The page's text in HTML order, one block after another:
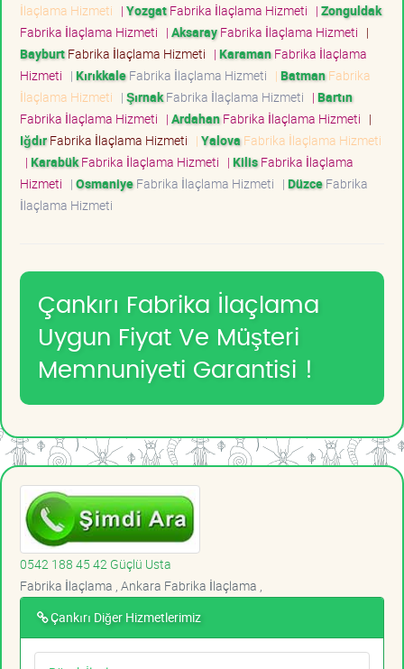
İlaçlama Hizmeti | YozgatFabrika İlaçlama Hizmeti | Zonguldak
Fabrika İlaçlama Hizmeti | AksarayFabrika İlaçlama Hizmeti |
BayburtFabrika İlaçlama Hizmeti | KaramanFabrika İlaçlama
Hizmeti | KırıkkaleFabrika İlaçlama Hizmeti | BatmanFabrika
İlaçlama Hizmeti | ŞırnakFabrika İlaçlama Hizmeti | Bartın
Fabrika İlaçlama Hizmeti | ArdahanFabrika İlaçlama Hizmeti |
IğdırFabrika İlaçlama Hizmeti | Yalova Fabrika İlaçlama Hizmeti
| KarabükFabrika İlaçlama Hizmeti | KilisFabrika İlaçlama
Hizmeti | OsmaniyeFabrika İlaçlama Hizmeti | DüzceFabrika
İlaçlama Hizmeti
Çankırı Fabrika İlaçlama
Uygun Fiyat Ve Müşteri
Memnuniyeti Garantisi !
0542 188 45 42 Güçlü Usta
Fabrika İlaçlama , Ankara Fabrika İlaçlama ,
Çankırı Diğer Hizmetlerimiz